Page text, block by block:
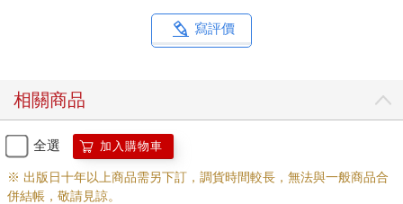
寫評價
相關商品
全選 加入購物車
※ 出版日十年以上商品需另下訂，調貨時間較長，無法與一般商品合
併結帳，敬請見諒。